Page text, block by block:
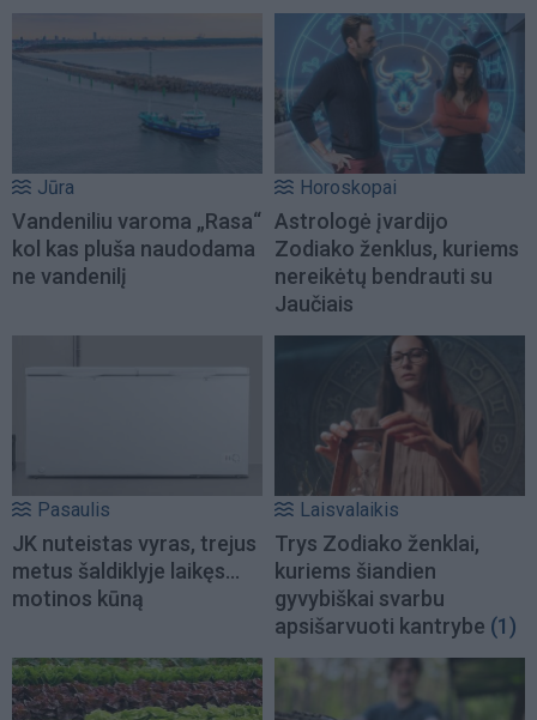
Jūra
Vandeniliu varoma „Rasa“
kol kas pluša naudodama
ne vandenilį
Horoskopai
Astrologė įvardijo
Zodiako ženklus, kuriems
nereikėtų bendrauti su
Jaučiais
Pasaulis
JK nuteistas vyras, trejus
metus šaldiklyje laikęs...
motinos kūną
Laisvalaikis
Trys Zodiako ženklai,
kuriems šiandien
gyvybiškai svarbu
apsišarvuoti kantrybe (1)